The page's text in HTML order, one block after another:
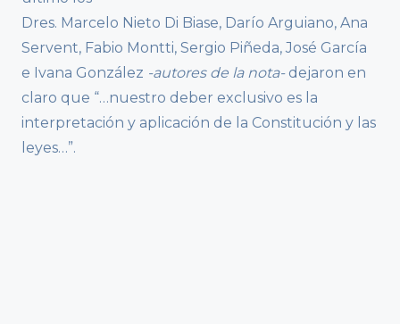
Dres. Marcelo Nieto Di Biase, Darío Arguiano, Ana
Servent, Fabio Montti, Sergio Piñeda, José García
e Ivana González -autores de la nota-dejaron en
claro que “…nuestro deber exclusivo es la
interpretación y aplicación de la Constitución y las
leyes…”.